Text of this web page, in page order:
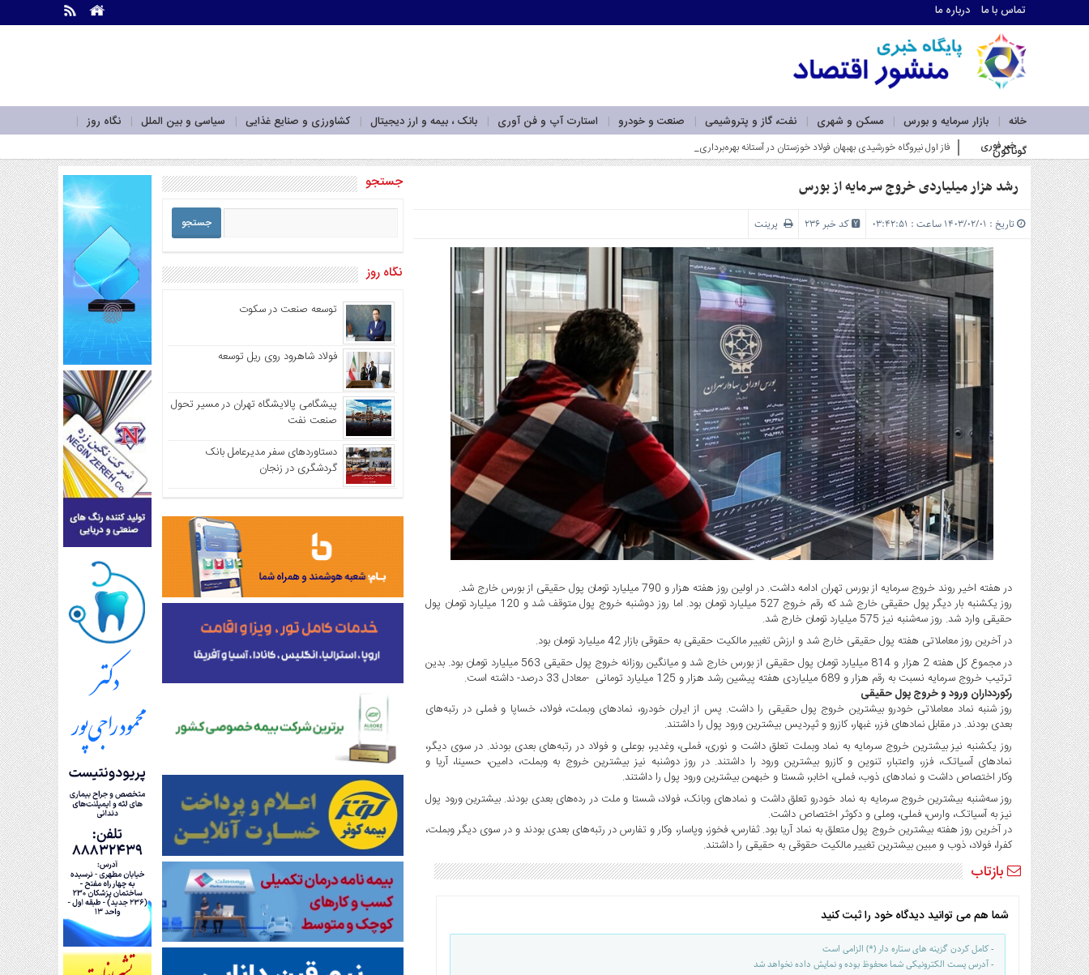
تماس با ما درباره ما
خانه بازار سرمایه و بورس مسکن و شهری نفت، گاز و پتروشیمی صنعت و خودرو استارت آپ و فن آوری بانک ، بیمه و ارز دیجیتال کشاورزی و صنایع غذایی سیاسی و بین الملل
نگاه روز
گوناگون
ما
درباره
سرویس
ها
خانه
بازار
سرمایه
و
بورس
مسکن
و
شهری
نفت،
گاز
و
پتروشیمی
صنعت
و
خودرو
استارت
آپ
و
فن
آوری
بانک
،
بیمه
و
ارز
دیجیتال
کشاورزی
و
صنایع
غذایی
سیاسی
و
بین
الملل
نگاه
روز
گوناگون
خبر فوری کسب سودهای بالاتر از شاخص بورس توسط صندوق‌_
رشد هزار میلیاردی خروج سرمایه از بورس
تاریخ : ۱۴۰۳/۰۲/۰۱ ساعت : ۰۳:۴۲:۵۱ کد خبر 236 پرینت
در هفته‌ اخیر روند خروج سرمایه از بورس تهران ادامه داشت. در اولین روز هفته هزار و 790 میلیارد تومان پول حقیقی از بورس خارج شد.
روز یکشنبه بار دیگر پول حقیقی خارج شد که رقم خروج 527 میلیارد تومان بود. اما روز دوشنبه خروج پول متوقف شد و 120 میلیارد تومان پول
حقیقی وارد شد. روز سه‌شنبه نیز 575 میلیارد تومان خارج شد.
در آخرین روز معاملاتی هفته پول حقیقی خارج شد و ارزش تغییر مالکیت حقیقی به حقوقی بازار 42 میلیارد تومان بود.
در مجموع کل هفته 2 هزار و 814 میلیارد تومان پول حقیقی از بورس خارج شد و میانگین روزانه خروج پول حقیقی 563 میلیارد تومان بود. بدین
ترتیب خروج سرمایه نسبت به رقم هزار و 689 میلیاردی هفته پیشین رشد هزار و 125 میلیارد تومانی -معادل 33 درصد- داشته است.
رکوردداران ورود و خروج پول حقیقی
روز شنبه نماد معاملاتی خودرو بیشترین خروج پول حقیقی را داشت. پس از ایران خودرو، نمادهای وبملت، فولاد، خساپا و فملی در رتبه‌های
بعدی بودند. در مقابل نمادهای فزر، غبهار، کازرو و ثپردیس بیشترین ورود پول را داشتند.
روز یکشنبه نیز بیشترین خروج سرمایه به نماد وبملت تعلق داشت و نوری، فملی، وغدیر، بوعلی و فولاد در رتبه‌های بعدی بودند. در سوی دیگر،
نمادهای آسیاتک، فزر، واعتبار، تنوین و کازرو بیشترین ورود را داشتند. در روز دوشنبه نیز بیشترین خروج به وبملت، دامین، حسینا، آریا و
وکار اختصاص داشت و نمادهای ذوب، فملی، اخابر، شستا و خبهمن بیشترین ورود پول را داشتند.
روز سه‌شنبه بیشترین خروج سرمایه به نماد خودرو تعلق داشت و نمادهای وبانک، فولاد، شستا و ملت در رده‌های بعدی بودند. بیشترین ورود پول
نیز به آسیاتک، وارس، فملی، وملی و دکوثر اختصاص داشت.
در آخرین روز هفته بیشترین خروج پول متعلق به نماد آریا بود. ثفارس، فخوز، وپاسار، وکار و تفارس در رتبه‌های بعدی بودند و در سوی دیگر وبملت،
کفرا، فولاد، ذوب و مبین بیشترین تغییر مالکیت حقوقی به حقیقی را داشتند.
بازتاب
شما هم می توانید دیدگاه خود را ثبت کنید
- کامل کردن گزینه های ستاره دار (*) الزامی است
- آدرس پست الکترونیکی شما محفوظ بوده و نمایش داده نخواهد شد
جستجو
نگاه روز
توسعه صنعت در سکوت
فولاد شاهرود روی ریل توسعه
پیشگامی پالایشگاه تهران در مسیر تحول
صنعت نفت
دستاوردهای سفر مدیرعامل بانک
گردشگری در زنجان